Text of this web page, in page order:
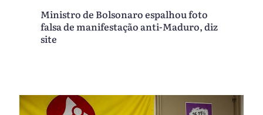
Ministro de Bolsonaro espalhou foto
falsa de manifestação anti-Maduro, diz
site